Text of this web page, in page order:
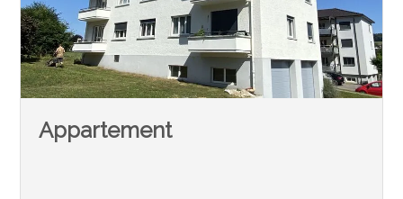
Appartement